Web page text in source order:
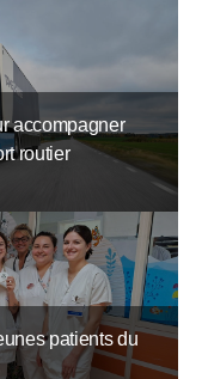
accompagner
routier
patients du